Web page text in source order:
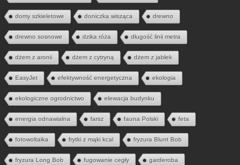
domy szkieletowe doniczka wisząca drewno
drewno sosnowe dzika róża długość linii metra
dżem z aronii dżem z cytryną dżem z jabłek
EasyJet efektywność energetyczna ekologia
ekologiczne ogrodnictwo elewacja budynku
energia odnawialna farsz fauna Polski feta
fotowoltaika frytki z mąki kcal fryzura Blunt Bob
fryzura Long Bob fugowanie cegły garderoba